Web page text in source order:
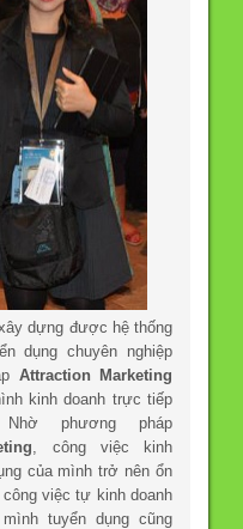
dựng được hệ thống
dụng chuyên nghiệp
Attraction Marketing
kinh doanh trực tiếp
phương pháp
, công việc kinh
của mình trở nên ổn
việc tự kinh doanh
tuyển dụng cũng